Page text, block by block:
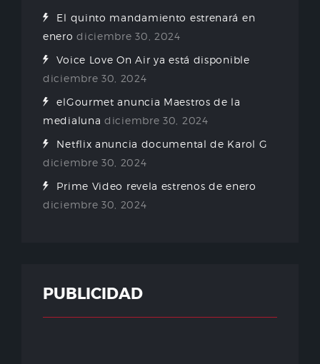
El quinto mandamiento estrenará en
enero diciembre 30, 2024
Voice Love On Air ya está disponible
diciembre 30, 2024
elGourmet anuncia Maestros de la
medialuna diciembre 30, 2024
Netflix anuncia documental de Karol G
diciembre 30, 2024
Prime Video revela estrenos de enero
diciembre 30, 2024
PUBLICIDAD